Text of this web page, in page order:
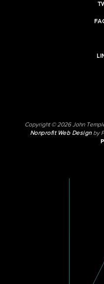
Copyright © 2026 John
Nonprofit Web Designby